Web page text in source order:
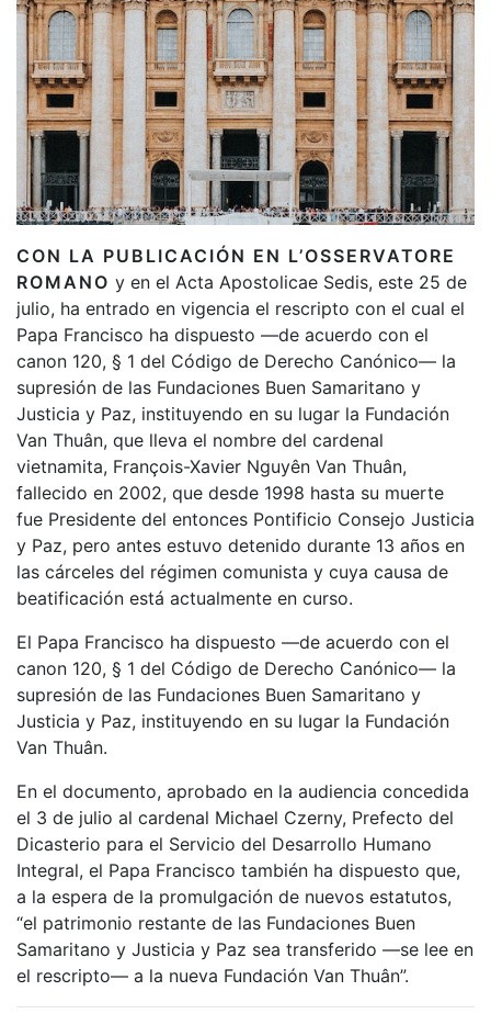
CON LA PUBLICACIÓN EN L’OSSERVATORE
ROMANO y en el Acta Apostolicae Sedis, este 25 de
julio, ha entrado en vigencia el rescripto con el cual el
Papa Francisco ha dispuesto —de acuerdo con el
canon 120, § 1 del Código de Derecho Canónico— la
supresión de las Fundaciones Buen Samaritano y
Justicia y Paz, instituyendo en su lugar la Fundación
Van Thuân, que lleva el nombre del cardenal
vietnamita, François-Xavier Nguyên Van Thuân,
fallecido en 2002, que desde 1998 hasta su muerte
fue Presidente del entonces Pontificio Consejo Justicia
y Paz, pero antes estuvo detenido durante 13 años en
las cárceles del régimen comunista y cuya causa de
beatificación está actualmente en curso.
El Papa Francisco ha dispuesto —de acuerdo con el
canon 120, § 1 del Código de Derecho Canónico— la
supresión de las Fundaciones Buen Samaritano y
Justicia y Paz, instituyendo en su lugar la Fundación
Van Thuân.
En el documento, aprobado en la audiencia concedida
el 3 de julio al cardenal Michael Czerny, Prefecto del
Dicasterio para el Servicio del Desarrollo Humano
Integral, el Papa Francisco también ha dispuesto que,
a la espera de la promulgación de nuevos estatutos,
“el patrimonio restante de las Fundaciones Buen
Samaritano y Justicia y Paz sea transferido —se lee en
el rescripto— a la nueva Fundación Van Thuân”.